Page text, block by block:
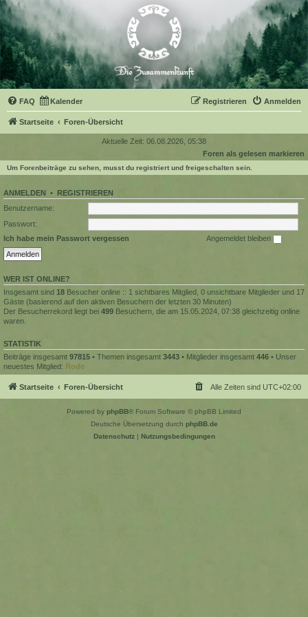
FAQ Kalender Anmelden
Registrieren
Startseite Foren-Übersicht
Aktuelle Zeit: 06.08.2026, 05:38
Foren als gelesen markieren
Um Forenbeiträge zu sehen, musst du registriert und freigeschalten sein.
ANMELDEN • REGISTRIEREN
Benutzername:
Passwort:
Ich habe mein Passwort vergessen
Angemeldet bleiben
WER IST ONLINE?
Insgesamt sind 18 Besucher online :: 1 sichtbares Mitglied, 0 unsichtbare Mitglieder und 17
Gäste (basierend auf den aktiven Besuchern der letzten 30 Minuten)
Der Besucherrekord liegt bei 499 Besuchern, die am 15.05.2024, 07:38 gleichzeitig online
waren.
STATISTIK
Beiträge insgesamt 97815 • Themen insgesamt 3443 • Mitglieder insgesamt 446 • Unser
neuestes Mitglied: Rode
Startseite Foren-Übersicht Alle Zeiten sind UTC+02:00
Powered by phpBB® Forum Software © phpBB Limited
Deutsche Übersetzung durch phpBB.de
Datenschutz| Nutzungsbedingungen